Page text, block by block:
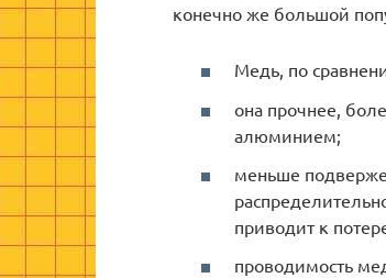
конечно же большой
Медь, по
она прочнее,
алюминием;
меньше
приводит к
проводимость